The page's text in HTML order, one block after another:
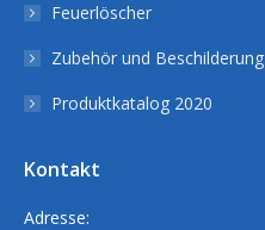
Feuerlöscher
Zubehör und Beschilderung
Produktkatalog 2020
Kontakt
Adresse: